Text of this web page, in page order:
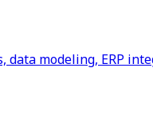
data modeling, ERP